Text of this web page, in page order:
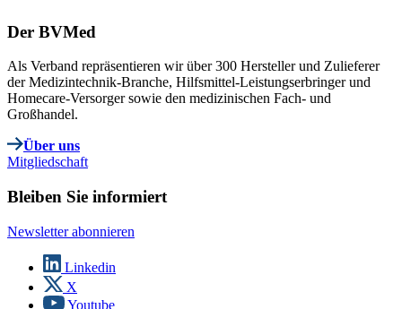
Der BVMed
Als Verband repräsentieren wir über 300 Hersteller und Zulieferer
der Medizintechnik-Branche, Hilfsmittel-Leistungserbringer und
Homecare-Versorger sowie den medizinischen Fach- und
Großhandel.
Über uns
Mitgliedschaft
Bleiben Sie informiert
Newsletter abonnieren
Linkedin
X
Youtube